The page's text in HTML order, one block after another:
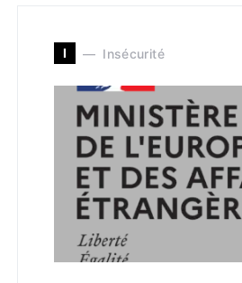
I Insécurité